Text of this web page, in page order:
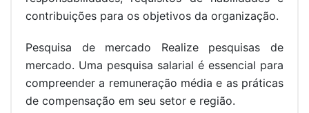
contribuições para os objetivos da organização.
Pesquisa de mercado Realize pesquisas de
mercado. Uma pesquisa salarial é essencial para
compreender a remuneração média e as práticas
de compensação em seu setor e região.